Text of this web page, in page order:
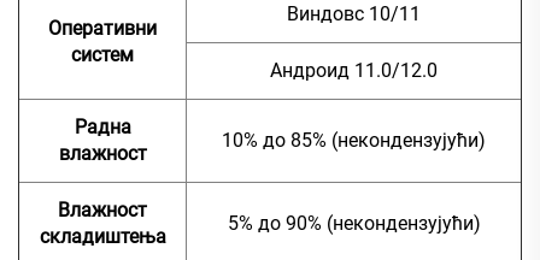
Оперативни
систем
Виндовс 10/11
Андроид 11.0/12.0
Радна
влажност
10% до 85% (некондензујући)
Влажност
складиштења
5% до 90% (некондензујући)